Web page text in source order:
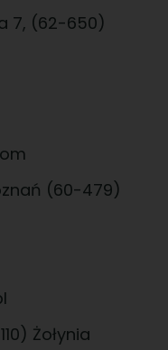
7, (62-650)
(60-479)
Żołynia